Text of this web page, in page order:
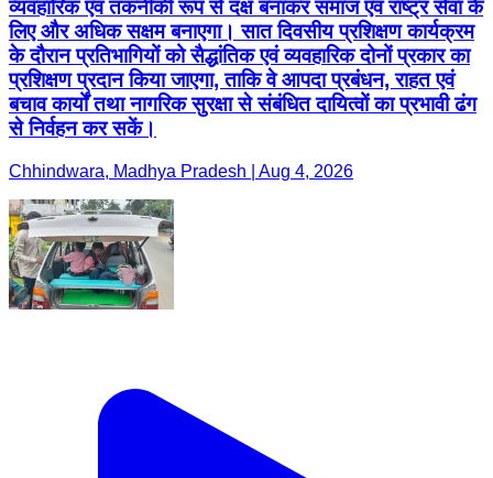
व्यवहारिक एवं तकनीकी रूप से दक्ष बनाकर समाज एवं राष्ट्र सेवा के
लिए और अधिक सक्षम बनाएगा। सात दिवसीय प्रशिक्षण कार्यक्रम
के दौरान प्रतिभागियों को सैद्धांतिक एवं व्यवहारिक दोनों प्रकार का
प्रशिक्षण प्रदान किया जाएगा, ताकि वे आपदा प्रबंधन, राहत एवं
बचाव कार्यों तथा नागरिक सुरक्षा से संबंधित दायित्वों का प्रभावी ढंग
से निर्वहन कर सकें।
Chhindwara, Madhya Pradesh | Aug 4, 2026